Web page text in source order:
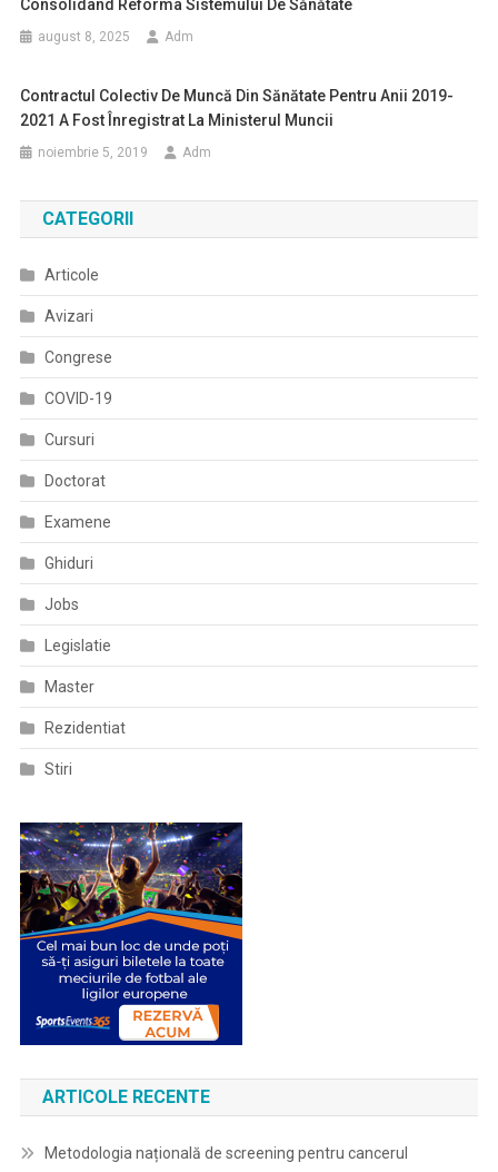
Consolidând Reforma Sistemului De Sănătate
august 8, 2025 Adm
Contractul Colectiv De Muncă Din Sănătate Pentru Anii 2019-
2021 A Fost Înregistrat La Ministerul Muncii
noiembrie 5, 2019 Adm
CATEGORII
Articole
Avizari
Congrese
COVID-19
Cursuri
Doctorat
Examene
Ghiduri
Jobs
Legislatie
Master
Rezidentiat
Stiri
ARTICOLE RECENTE
Metodologia națională de screening pentru cancerul